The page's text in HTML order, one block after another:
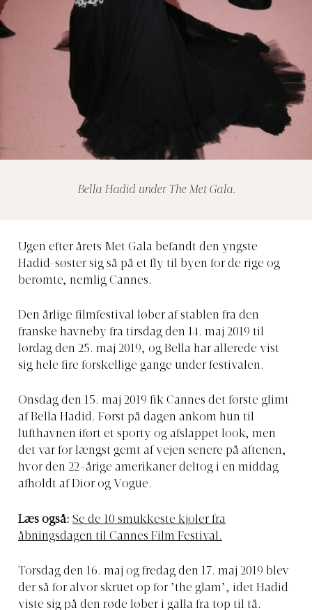
Bella Hadid under The Met Gala.
Ugen efter årets Met Gala befandt den yngste
Hadid-søster sig så på et fly til byen for de rige og
berømte, nemlig Cannes.
Den årlige filmfestival løber af stablen fra den
franske havneby fra tirsdag den 14. maj 2019 til
lørdag den 25. maj 2019, og Bella har allerede vist
sig hele fire forskellige gange under festivalen.
Onsdag den 15. maj 2019 fik Cannes det første glimt
af Bella Hadid. Først på dagen ankom hun til
lufthavnen iført et sporty og afslappet look, men
det var for længst gemt af vejen senere på aftenen,
hvor den 22-årige amerikaner deltog i en middag
afholdt af Dior og Vogue.
Læs også: Se de 10 smukkeste kjoler fra
åbningsdagen til Cannes Film Festival.
Torsdag den 16. maj og fredag den 17. maj 2019 blev
der så for alvor skruet op for ’the glam’, idet Hadid
viste sig på den røde løber i galla fra top til tå.